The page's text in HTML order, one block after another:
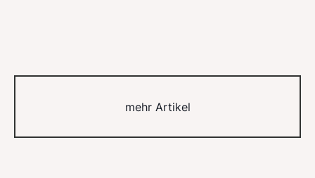
mehr Artikel